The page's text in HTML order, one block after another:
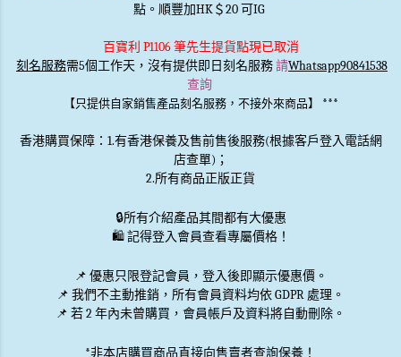
點。順豐加HK＄20 可IG
百寶利 P1106 筆先生提貨點現已取消
刻名服務需5個工作天，沒有提供即日刻名服務請Whatsapp90841538
查詢
【只提供自家銷售產品刻名服務，不接外來商品】 ***
香港購買保障：1.有香港保養及售前售後服務(根據客戶登入電話網
店查單)；
2.所有商品正版正貨
🔒所有介紹產品其間都有大優惠
🛍️ 記得登入會員查看專屬價格！
📌 優惠只限登記會員 ，登入後即顯示優惠價。
📌 我們不主動推銷 ，所有會員資料均依 GDPR 處理。
📌 若 2 年內未曾購買，會員帳戶及資料將自動刪除。
*非本店購買商品直接向售賣者查詢保養！